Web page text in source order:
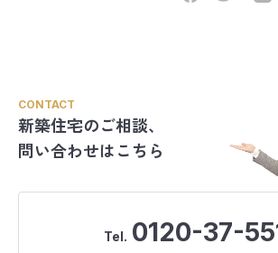
CONTACT
新築住宅のご相談、
問い合わせはこちら
Tel. 0120-37-